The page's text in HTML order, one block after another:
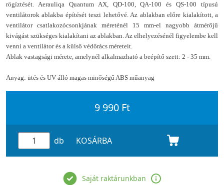
rögíztését. Aerauliqa Quantum AX, QD-100, QA-100 és QS-100 típusú
ventilátorok ablakba építését teszi lehetővé. Az ablakban előre kialakított, a
ventilátor csatlakozócsonkjának méreténél 15 mm-el nagyobb átmérőjű
kivágást szükséges kialakítani az ablakban. Az elhelyezésénél figyelembe kell
venni a ventilátor és a külső védőrács méreteit.
Ablak vastagsági mérete, amelynél alkalmazható a beépítő szett: 2 - 35 mm.
Anyag: ütés és UV álló magas minőségű ABS műanyag
9 990 Ft
db KOSÁRBA
Saját raktárunkban